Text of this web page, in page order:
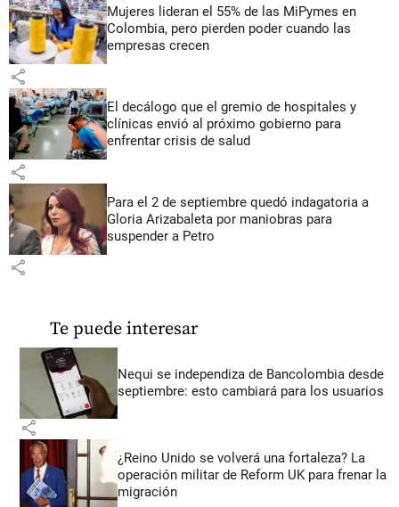
Mujeres lideran el 55% de las MiPymes en
Colombia, pero pierden poder cuando las
empresas crecen
share
El decálogo que el gremio de hospitales y
clínicas envió al próximo gobierno para
enfrentar crisis de salud
share
Para el 2 de septiembre quedó indagatoria a
Gloria Arizabaleta por maniobras para
suspender a Petro
share
Te puede interesar
Nequi se independiza de Bancolombia desde
septiembre: esto cambiará para los usuarios
share
¿Reino Unido se volverá una fortaleza? La
operación militar de Reform UK para frenar la
migración